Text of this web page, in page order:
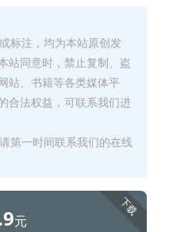
标注，均为本站原创发
站同意时，禁止复制、盗
站、书籍等各类媒体平
合法权益，可联系我们进
第一时间联系我们的在线
下载
元